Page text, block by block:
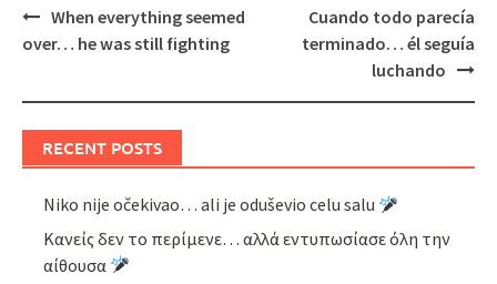
Post
navigation
When everything seemed
over… he was still fighting
Cuando todo parecía
terminado… él seguía
luchando
RECENT POSTS
Niko nije očekivao… ali je oduševio celu salu
Κανείς δεν το περίμενε… αλλά εντυπωσίασε όλη την
αίθουσα